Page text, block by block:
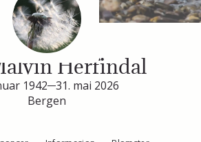
Minneside for
Herfindal
1942 31. mai 2026
Bergen